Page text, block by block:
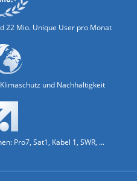
22 Mio. Unique User pro Monat
und Nachhaltigkeit
Pro7, Sat1, Kabel 1, SWR, ...